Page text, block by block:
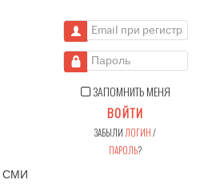
СМИ
Email при регистрации
Пароль
ЗАПОМНИТЬ МЕНЯ
ВОЙТИ
ЗАБЫЛИ ЛОГИН/
ПАРОЛЬ?